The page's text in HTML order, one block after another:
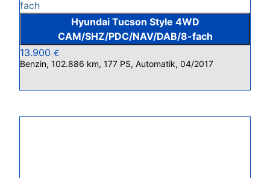
Hyundai Tucson Style 4WD
CAM/SHZ/PDC/NAV/DAB/8-fach
13.900 €
Benzin, 102.886 km, 177 PS, Automatik, 04/2017